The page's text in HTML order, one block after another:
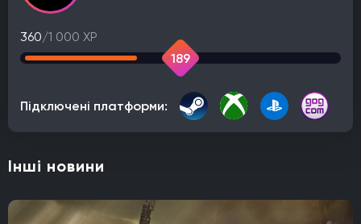
360/1 000 XP
189
Підключені платформи:
Інші новини